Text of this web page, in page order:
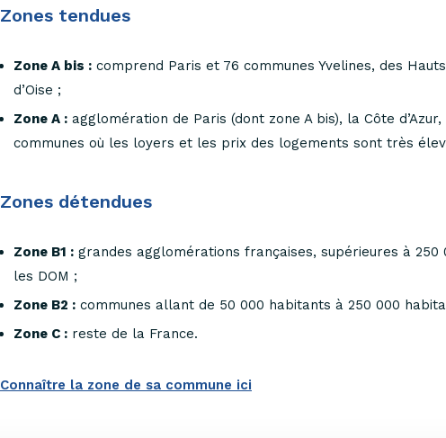
Zones tendues
Zone A bis : comprend Paris et 76 communes Yvelines, des
d’Oise ;
Zone A : agglomération de Paris (dont zone A bis), la Côte
communes où les loyers et les prix des logements sont très
Zones détendues
Zone B1 : grandes agglomérations françaises, supérieures à
les DOM ;
Zone B2 : communes allant de 50 000 habitants à 250 000
Zone C : reste de la France.
Connaître la zone de sa commune ici